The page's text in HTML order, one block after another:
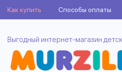
Как купить Способы оплаты
Выгодный интернет-магазин